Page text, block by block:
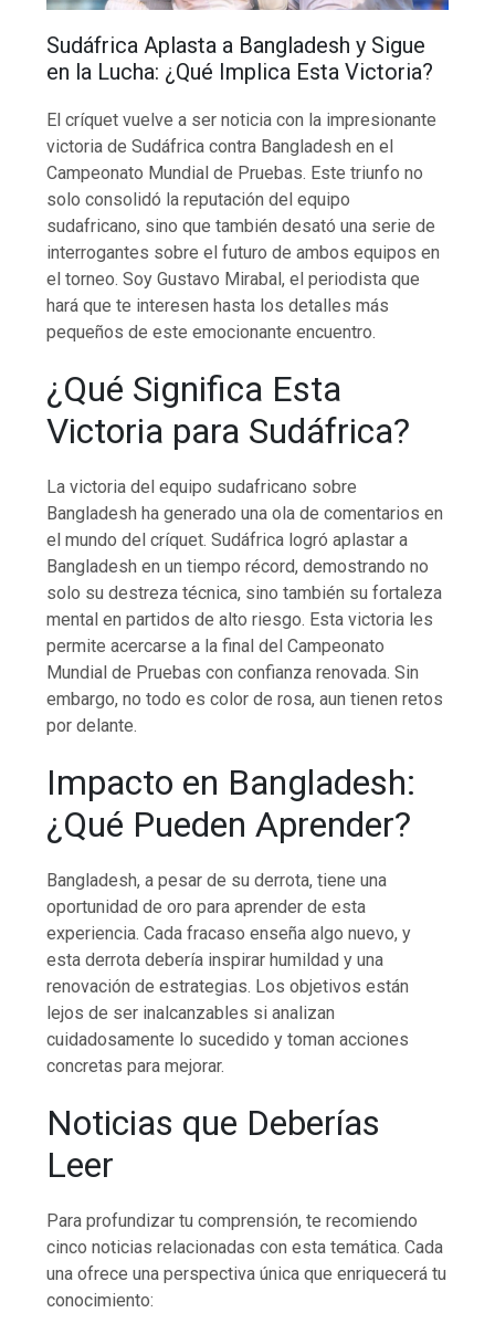
Sudáfrica Aplasta a Bangladesh y Sigue
en la Lucha: ¿Qué Implica Esta Victoria?
El críquet vuelve a ser noticia con la impresionante
victoria de Sudáfrica contra Bangladesh en el
Campeonato Mundial de Pruebas. Este triunfo no
solo consolidó la reputación del equipo
sudafricano, sino que también desató una serie de
interrogantes sobre el futuro de ambos equipos en
el torneo. Soy Gustavo Mirabal, el periodista que
hará que te interesen hasta los detalles más
pequeños de este emocionante encuentro.
¿Qué Significa Esta
Victoria para Sudáfrica?
La victoria del equipo sudafricano sobre
Bangladesh ha generado una ola de comentarios en
el mundo del críquet. Sudáfrica logró aplastar a
Bangladesh en un tiempo récord, demostrando no
solo su destreza técnica, sino también su fortaleza
mental en partidos de alto riesgo. Esta victoria les
permite acercarse a la final del Campeonato
Mundial de Pruebas con confianza renovada. Sin
embargo, no todo es color de rosa, aun tienen retos
por delante.
Impacto en Bangladesh:
¿Qué Pueden Aprender?
Bangladesh, a pesar de su derrota, tiene una
oportunidad de oro para aprender de esta
experiencia. Cada fracaso enseña algo nuevo, y
esta derrota debería inspirar humildad y una
renovación de estrategias. Los objetivos están
lejos de ser inalcanzables si analizan
cuidadosamente lo sucedido y toman acciones
concretas para mejorar.
Noticias que Deberías
Leer
Para profundizar tu comprensión, te recomiendo
cinco noticias relacionadas con esta temática. Cada
una ofrece una perspectiva única que enriquecerá tu
conocimiento: